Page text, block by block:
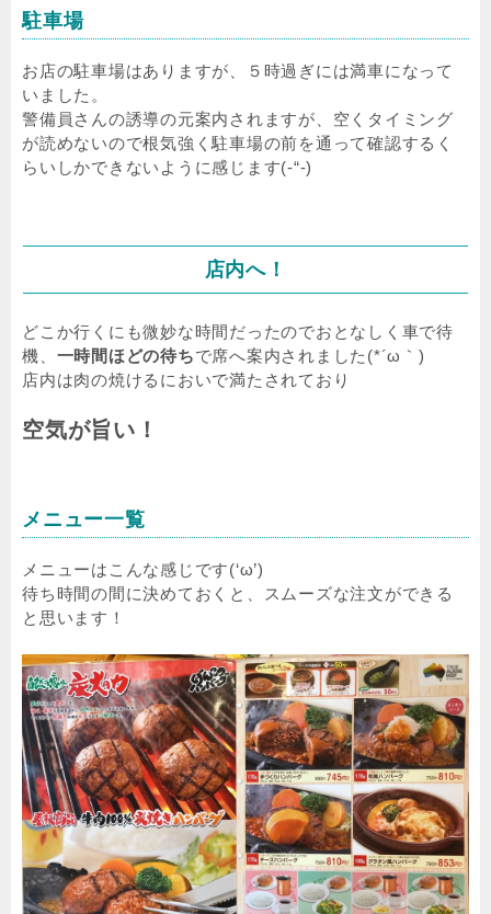
駐車場
お店の駐車場はありますが、５時過ぎには満車になって
いました。
警備員さんの誘導の元案内されますが、空くタイミング
が読めないので根気強く駐車場の前を通って確認するく
らいしかできないように感じます(-“-)
店内へ！
どこか行くにも微妙な時間だったのでおとなしく車で待
機、 一時間ほどの待ちで席へ案内されました(*´ω｀)
店内は肉の焼けるにおいで満たされており
空気が旨い！
メニュー一覧
メニューはこんな感じです(‘ω’)
待ち時間の間に決めておくと、スムーズな注文ができる
と思います！